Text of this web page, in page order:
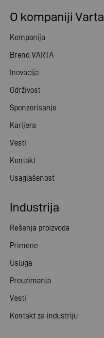
O kompaniji Varta
Kompanija
Brend VARTA
Inovacija
Održivost
Sponzorisanje
Karijera
Vesti
Kontakt
Usaglašenost
Industrija
Rešenja proizvoda
Primene
Usluga
Preuzimanja
Vesti
Kontakt za industriju